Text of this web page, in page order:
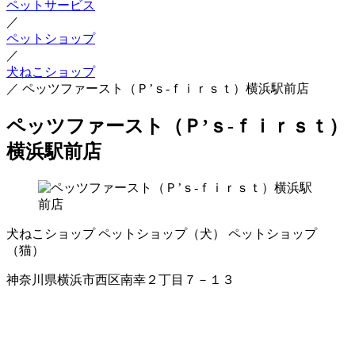
ペットサービス
／
ペットショップ
／
犬ねこショップ
／ ペッツファースト（Ｐ’ｓ‐ｆｉｒｓｔ）横浜駅前店
ペッツファースト（Ｐ’ｓ‐ｆｉｒｓｔ）
横浜駅前店
犬ねこショップ ペットショップ（犬）
ペットショップ
（猫）
神奈川県横浜市西区南幸２丁目７－１３